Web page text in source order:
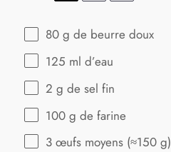
80 g de beurre doux
125 ml d’eau
2 g de sel fin
100 g de farine
3 œufs moyens (≈150 g)